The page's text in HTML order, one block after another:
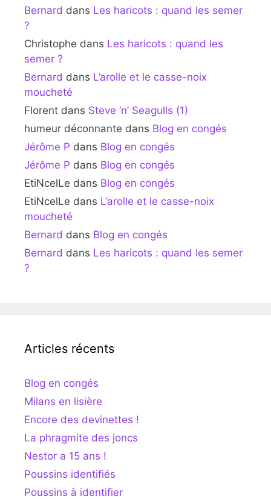
Bernard dans Les haricots : quand les semer
?
Christophe dans Les haricots : quand les
semer ?
Bernard dans L’arolle et le casse-noix
moucheté
Florent dans Steve ‘n’ Seagulls (1)
humeur déconnante dans Blog en congés
Jérôme P dans Blog en congés
Jérôme P dans Blog en congés
EtiNcelLe dans Blog en congés
EtiNcelLe dans L’arolle et le casse-noix
moucheté
Bernard dans Blog en congés
Bernard dans Les haricots : quand les semer
?
Articles récents
Blog en congés
Milans en lisière
Encore des devinettes !
La phragmite des joncs
Nestor a 15 ans !
Poussins identifiés
Poussins à identifier